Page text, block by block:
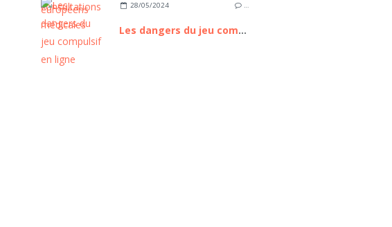
28/05/2024 …
Les dangers du jeu compulsif en ligne